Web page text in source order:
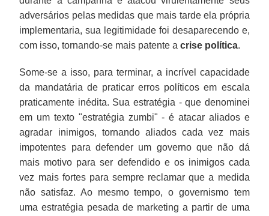
adversários pelas medidas que mais tarde ela própria
implementaria, sua legitimidade foi desaparecendo e,
com isso, tornando-se mais patente acrise política.
Some-se a isso, para terminar, a incrível capacidade
da mandatária de praticar erros políticos em escala
praticamente inédita. Sua estratégia - que denominei
em um texto "estratégia zumbi" - é atacar aliados e
agradar inimigos, tornando aliados cada vez mais
impotentes para defender um governo que não dá
mais motivo para ser defendido e os inimigos cada
vez mais fortes para sempre reclamar que a medida
não satisfaz. Ao mesmo tempo, o governismo tem
uma estratégia pesada de marketing a partir de uma